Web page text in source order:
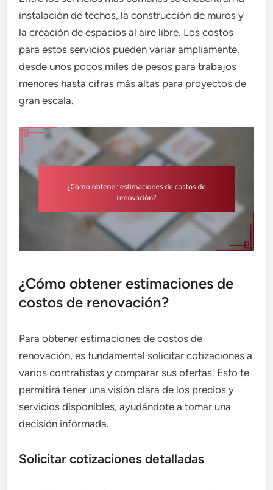
instalación de techos, la construcción de muros y
la creación de espacios al aire libre. Los costos
para estos servicios pueden variar ampliamente,
desde unos pocos miles de pesos para trabajos
menores hasta cifras más altas para proyectos de
gran escala.
¿Cómo obtener estimaciones de
costos de renovación?
Para obtener estimaciones de costos de
renovación, es fundamental solicitar cotizaciones a
varios contratistas y comparar sus ofertas. Esto te
permitirá tener una visión clara de los precios y
servicios disponibles, ayudándote a tomar una
decisión informada.
Solicitar cotizaciones detalladas